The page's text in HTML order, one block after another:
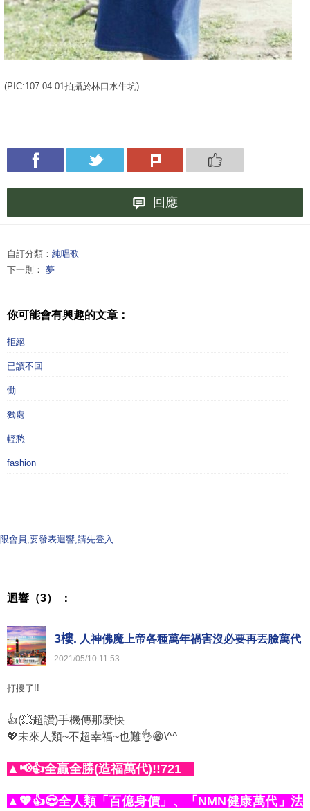
(PIC:107.04.01拍攝於林口水牛坑)
回應
自訂分類： 純唱歌
下一則： 夢
你可能會有興趣的文章：
拒絕
已讀不回
慟
獨處
輕愁
fashion
限會員,要發表迴響,請先登入
迴響（3） ：
3樓. 人神佛魔上帝各種萬年禍害沒必要再丟臉萬代
2021/05/10 11:53
打擾了!!
👍(💥超讚)手機傳那麼快
💖未來人類~不超幸福~也難👌😁\^^
▲📢👍全贏全勝(造福萬代)!!721
▲💖👍😎全人類「百億身價」、「NMN健康萬代」法